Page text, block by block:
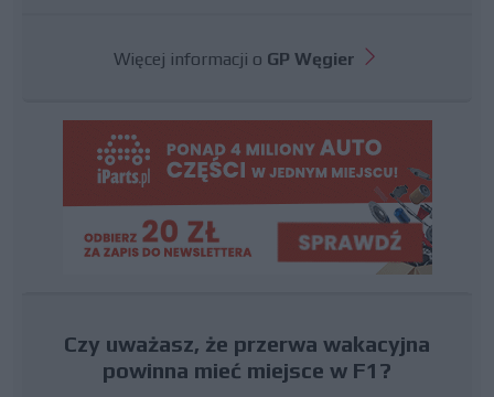
Więcej informacji o GP Węgier
Czy uważasz, że przerwa wakacyjna
powinna mieć miejsce w F1?